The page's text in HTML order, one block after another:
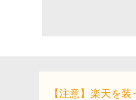
【注意】楽天を